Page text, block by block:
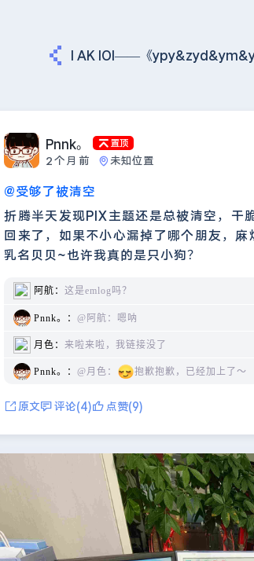
I AK IOI——《
Pnnk。 置顶
2个月前 未知位置
@受够了被清空
折腾半天发现PIX主题还是总被清空，干
回来了，如果不小心漏掉了哪个朋友，
乳名贝贝~也许我真的是只小狗？
阿航：这是emlog吗？
Pnnk。：@阿航：嗯呐
月色：来啦来啦，我链接没了
Pnnk。：@月色： 抱歉抱歉，已经加上了～
原文 评论(4) 点赞(9)